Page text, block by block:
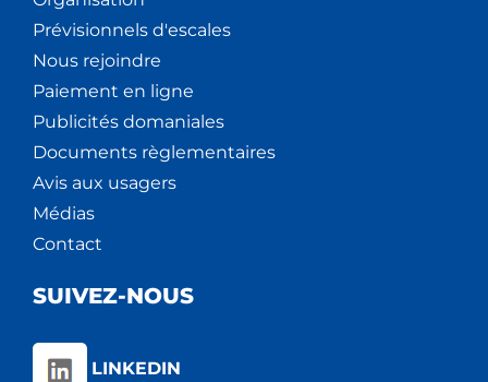
Prévisionnels d'escales
Nous rejoindre
Paiement en ligne
Publicités domaniales
Documents règlementaires
Avis aux usagers
Médias
Contact
SUIVEZ-NOUS
LINKEDIN